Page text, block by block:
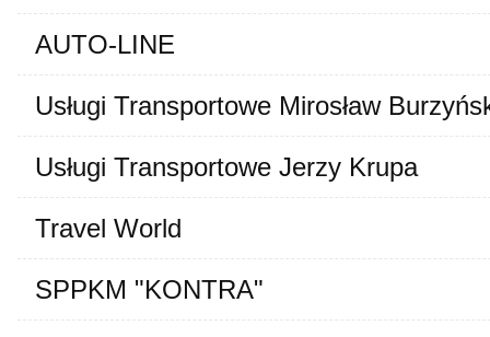
AUTO-LINE
Usługi Transportowe Mirosław
Usługi Transportowe Jerzy Krupa
Travel World
SPPKM "KONTRA"